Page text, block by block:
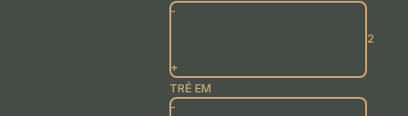
-
+
TRẺ EM
-